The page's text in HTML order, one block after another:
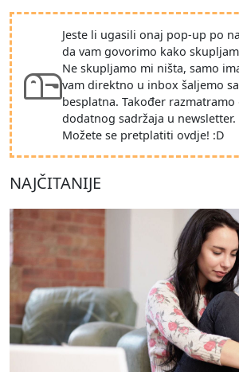
Jeste li ugasili onaj pop-up po
da vam govorimo kako
Ne skupljamo mi ništa, samo
vam direktno u inbox šaljemo
besplatna. Također razmatramo
dodatnog sadržaja u newsletter.
Možete se pretplatiti ovdje! :D
NAJČITANIJE